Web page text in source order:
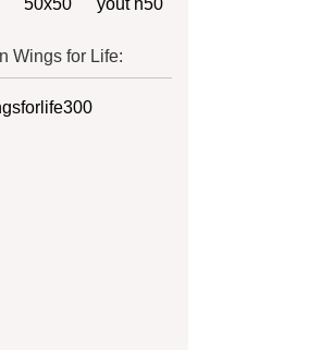
Wings for Life: